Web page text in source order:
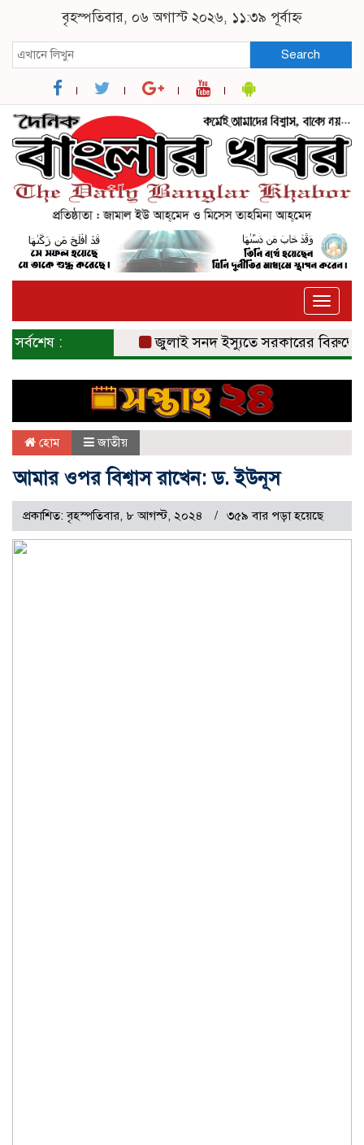
বৃহস্পতিবার, ০৬ অগাস্ট ২০২৬, ১১:৩৯ পূর্বাহ্ন
Search
Toggle
সর্বশেষ : জুলাই সনদ ইস্যুতে সরকারের বিরুদ্ধে
হোম জাতীয়
আমার ওপর বিশ্বাস রাখেন: ড. ইউনূস
প্রকাশিত: বৃহস্পতিবার, ৮ আগস্ট, ২০২৪ ৩৫৯ বার পড়া হয়েছে